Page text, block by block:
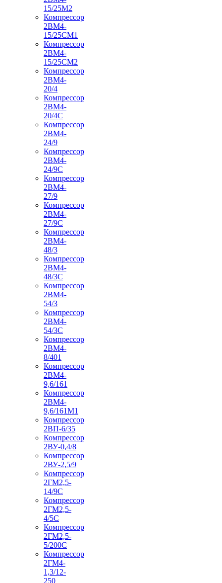
15/25М2
Компрессор
2ВМ4-
15/25СМ1
Компрессор
2ВМ4-
15/25СМ2
Компрессор
2ВМ4-
20/4
Компрессор
2ВМ4-
20/4С
Компрессор
2ВМ4-
24/9
Компрессор
2ВМ4-
24/9С
Компрессор
2ВМ4-
27/9
Компрессор
2ВМ4-
27/9С
Компрессор
2ВМ4-
48/3
Компрессор
2ВМ4-
48/3С
Компрессор
2ВМ4-
54/3
Компрессор
2ВМ4-
54/3С
Компрессор
2ВМ4-
8/401
Компрессор
2ВМ4-
9,6/161
Компрессор
2ВМ4-
9,6/161М1
Компрессор
2ВП-6/35
Компрессор
2ВУ-0,4/8
Компрессор
2ВУ-2,5/9
Компрессор
2ГМ2,5-
14/9С
Компрессор
2ГМ2,5-
4/5С
Компрессор
2ГМ2,5-
5/200С
Компрессор
2ГМ4-
1,3/12-
250